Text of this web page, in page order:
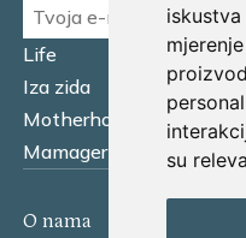
su
Life
Iza zida
Motherhood
Mamager Intervju
O nama